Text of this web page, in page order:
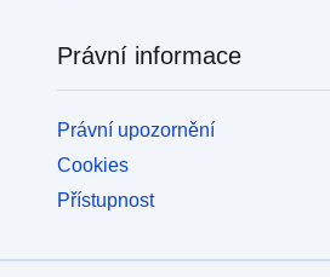
Právní informace
Právní upozornění
Cookies
Přístupnost